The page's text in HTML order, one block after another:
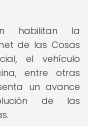
habilitan la
de las Cosas
el vehículo
entre otras
un avance
de las